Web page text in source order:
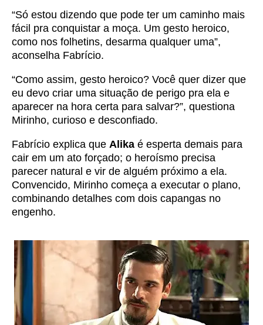
“Só estou dizendo que pode ter um caminho mais
fácil pra conquistar a moça. Um gesto heroico,
como nos folhetins, desarma qualquer uma”,
aconselha Fabrício.
“Como assim, gesto heroico? Você quer dizer que
eu devo criar uma situação de perigo pra ela e
aparecer na hora certa para salvar?”, questiona
Mirinho, curioso e desconfiado.
Fabrício explica que Alika é esperta demais para
cair em um ato forçado; o heroísmo precisa
parecer natural e vir de alguém próximo a ela.
Convencido, Mirinho começa a executar o plano,
combinando detalhes com dois capangas no
engenho.